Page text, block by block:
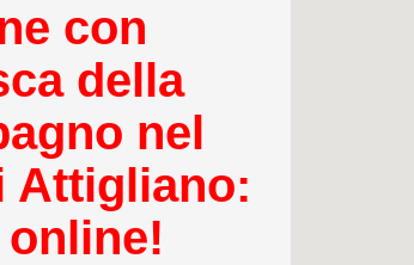
con
della
nel
Attigliano: